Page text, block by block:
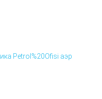
Petrol%20Ofisi аэр